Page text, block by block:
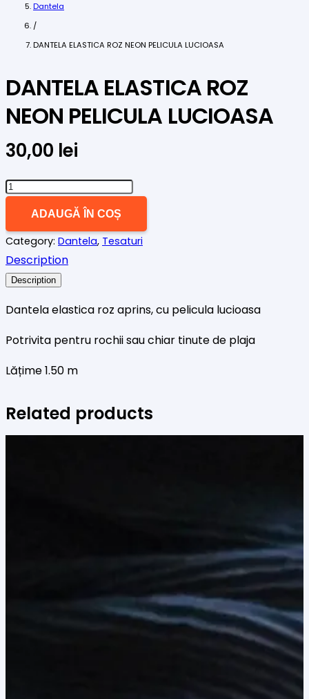
Dantela
/
DANTELA ELASTICA ROZ NEON PELICULA LUCIOASA
DANTELA ELASTICA ROZ
NEON PELICULA LUCIOASA
30,00 lei
Cantitate
ROZ
NEON
PELICULA
ADAUGĂ ÎN COȘ
Category: Dantela, Tesaturi
Description
Description
Dantela elastica roz aprins, cu pelicula lucioasa
Potrivita pentru rochii sau chiar tinute de plaja
Lățime 1.50 m
Related products